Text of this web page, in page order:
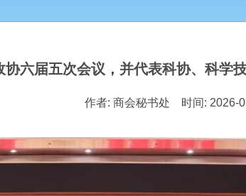
六届五次会议，并代表科协、科学
作者: 商会秘书处 时间: